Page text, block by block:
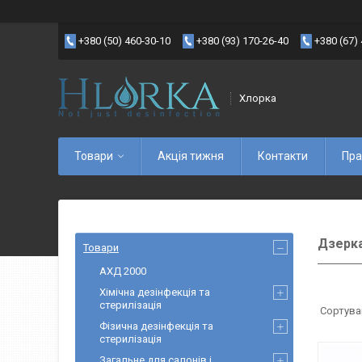
+380 (50) 460-30-10 +380 (93) 170-26-40 +380 (67)
Хлорка
Товари Акція тижня Контакти
Товари
АХД 2000
Хімічна дезінфекція та
стерилізація
Фізична дезінфекція та
стерилізація